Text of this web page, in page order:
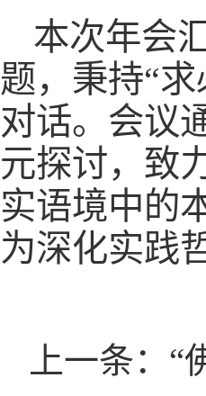
本次年会
题，秉持“
对话。会议
元探讨，致
实语境中的
为深化实践
上一条：